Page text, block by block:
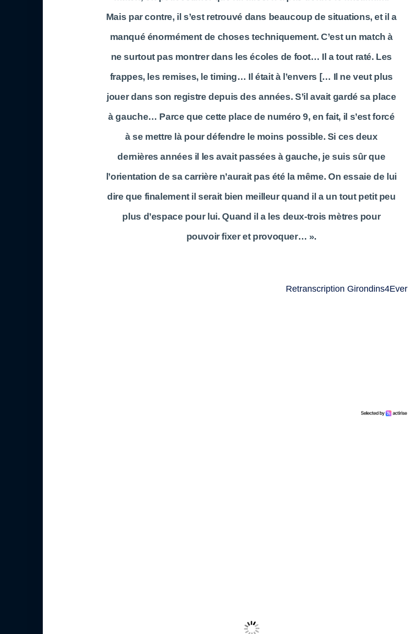
Mais par contre, il s’est retrouvé dans beaucoup de situations, et il a
manqué énormément de choses techniquement. C’est un match à
ne surtout pas montrer dans les écoles de foot… Il a tout raté. Les
frappes, les remises, le timing… Il était à l’envers [… Il ne veut plus
jouer dans son registre depuis des années. S’il avait gardé sa place
à gauche… Parce que cette place de numéro 9, en fait, il s’est forcé
à se mettre là pour défendre le moins possible. Si ces deux
dernières années il les avait passées à gauche, je suis sûr que
l’orientation de sa carrière n’aurait pas été la même. On essaie de lui
dire que finalement il serait bien meilleur quand il a un tout petit peu
plus d’espace pour lui. Quand il a les deux-trois mètres pour
pouvoir fixer et provoquer… ».
Retranscription Girondins4Ever